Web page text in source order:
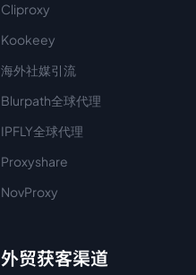
Cliproxy
Kookeey
海外社媒引流
Blurpath全球代理
IPFLY全球代理
Proxyshare
NovProxy
外贸获客渠道